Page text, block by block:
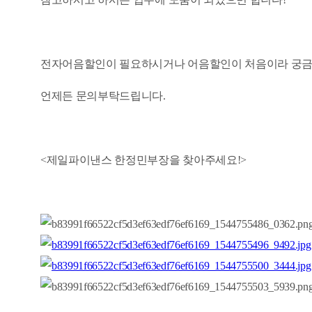
전자어음할인이 필요하시거나 어음할인이 처음이라 궁
언제든 문의부탁드립니다.
<제일파이낸스 한정민부장을 찾아주세요!>